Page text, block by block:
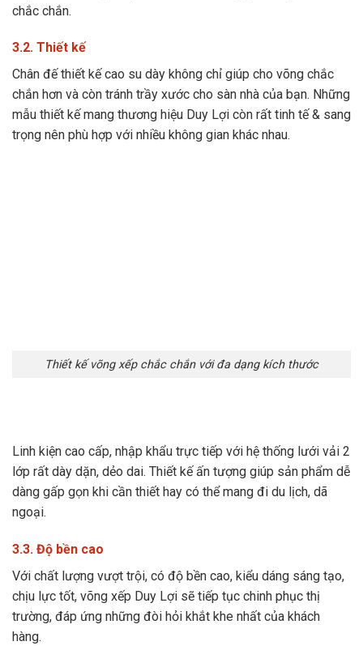
chắc chắn.
3.2. Thiết kế
Chân đế thiết kế cao su dày không chỉ giúp cho võng chắc
chắn hơn và còn tránh trầy xước cho sàn nhà của bạn. Những
mẫu thiết kế mang thương hiệu Duy Lợi còn rất tinh tế & sang
trọng nên phù hợp với nhiều không gian khác nhau.
Thiết kế võng xếp chắc chắn với đa dạng kích thước
Linh kiện cao cấp, nhập khẩu trực tiếp với hệ thống lưới vải 2
lớp rất dày dặn, dẻo dai. Thiết kế ấn tượng giúp sản phẩm dễ
dàng gấp gọn khi cần thiết hay có thể mang đi du lịch, dã
ngoại.
3.3. Độ bền cao
Với chất lượng vượt trội, có độ bền cao, kiểu dáng sáng tạo,
chịu lực tốt, võng xếp Duy Lợi sẽ tiếp tục chinh phục thị
trường, đáp ứng những đòi hỏi khắt khe nhất của khách
hàng.